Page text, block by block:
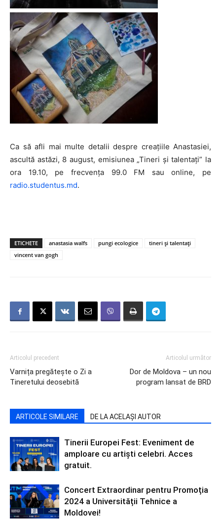
Ca să afli mai multe detalii despre creațiile Anastasiei,
ascultă astăzi, 8 august, emisiunea „Tineri și talentați” la
ora 19.10, pe frecvența 99.0 FM sau online, pe
radio.studentus.md.
ETICHETE anastasia walfs pungi ecologice
tineri și talentați
vincent van gogh
Articolul precedent
Varnița pregătește o Zi a
Tineretului deosebită
Articolul următor
Dor de Moldova – un nou
program lansat de BRD
ARTICOLE SIMILARE DE LA ACELAȘI AUTOR
Tinerii Europei Fest: Eveniment de
amploare cu artiști celebri. Acces
gratuit.
Concert Extraordinar pentru Promoția
2024 a Universității Tehnice a
Moldovei!